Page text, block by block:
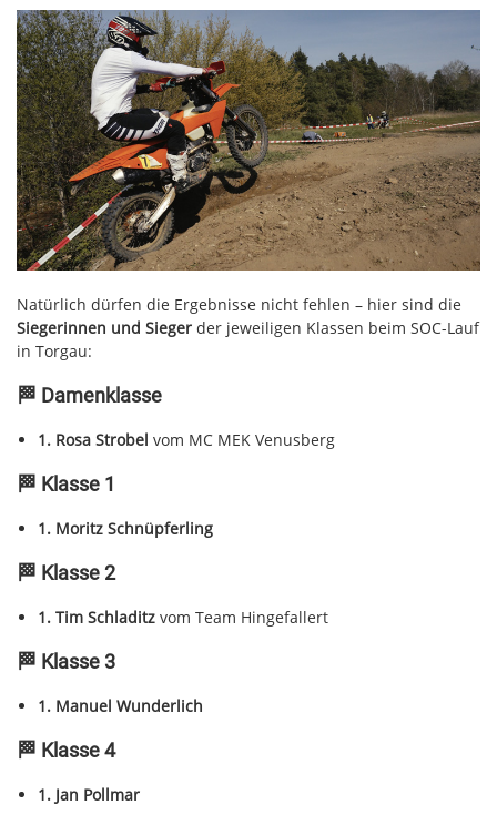
Natürlich dürfen die Ergebnisse nicht fehlen – hier sind die
Siegerinnen und Sieger der jeweiligen Klassen beim SOC-Lauf
in Torgau:
🏁 Damenklasse
1. Rosa Strobel vom MC MEK Venusberg
🏁 Klasse 1
1. Moritz Schnüpferling
🏁 Klasse 2
1. Tim Schladitz vom Team Hingefallert
🏁 Klasse 3
1. Manuel Wunderlich
🏁 Klasse 4
1. Jan Pollmar